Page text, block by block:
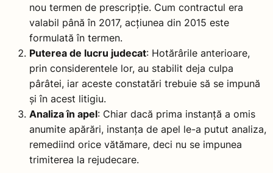
nou termen de prescripție. Cum contractul era
valabil până în 2017, acțiunea din 2015 este
formulată în termen.
Puterea de lucru judecat: Hotărârile anterioare,
prin considerentele lor, au stabilit deja culpa
pârâtei, iar aceste constatări trebuie să se impună
și în acest litigiu.
Analiza în apel: Chiar dacă prima instanță a omis
anumite apărări, instanța de apel le-a putut analiza,
remediind orice vătămare, deci nu se impunea
trimiterea la rejudecare.